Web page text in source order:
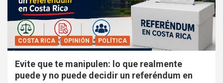
COSTA RICA OPINIÓN POLÍTICA
Evite que te manipulen: lo que realmente
puede y no puede decidir un referéndum en